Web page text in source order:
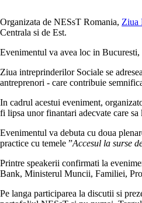
Organizata de NESsT Romania, Ziua
Centrala si de Est.
Evenimentul va avea loc in
Ziua intreprinderilor Sociale se
antreprenori - care contribuie
In cadrul acestui eveniment,
fi lipsa unor finantari adecvate care
Evenimentul va debuta cu doua
practice cu temele ”Accesul la surse
Printre speakerii confirmati la
Bank, Ministerul Muncii, Familiei,
Pe langa participarea la discutii si